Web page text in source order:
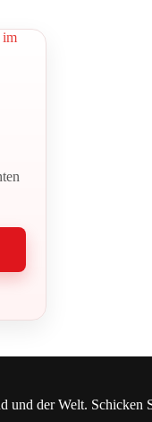
und der Welt.